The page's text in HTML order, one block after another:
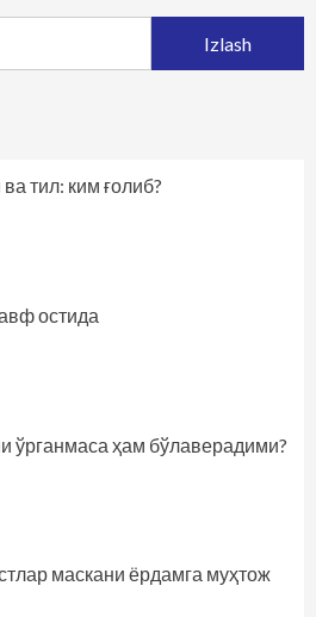
тил: ким ғолиб?
остида
ўрганмаса ҳам бўлаверадими?
маскани ёрдамга муҳтож